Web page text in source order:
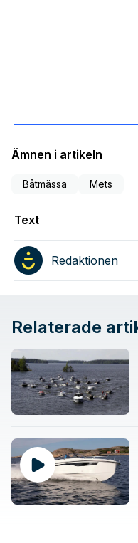
Ämnen i artikeln
Båtmässa Mets
Text
Redaktionen
Relaterade